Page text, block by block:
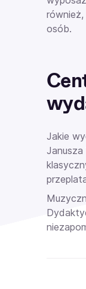
osób.
Jakie
Janusza